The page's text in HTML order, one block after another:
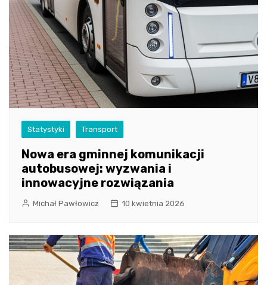
Statystyki Transport
Nowa era gminnej komunikacji
autobusowej: wyzwania i
innowacyjne rozwiązania
Michał Pawłowicz 10 kwietnia 2026